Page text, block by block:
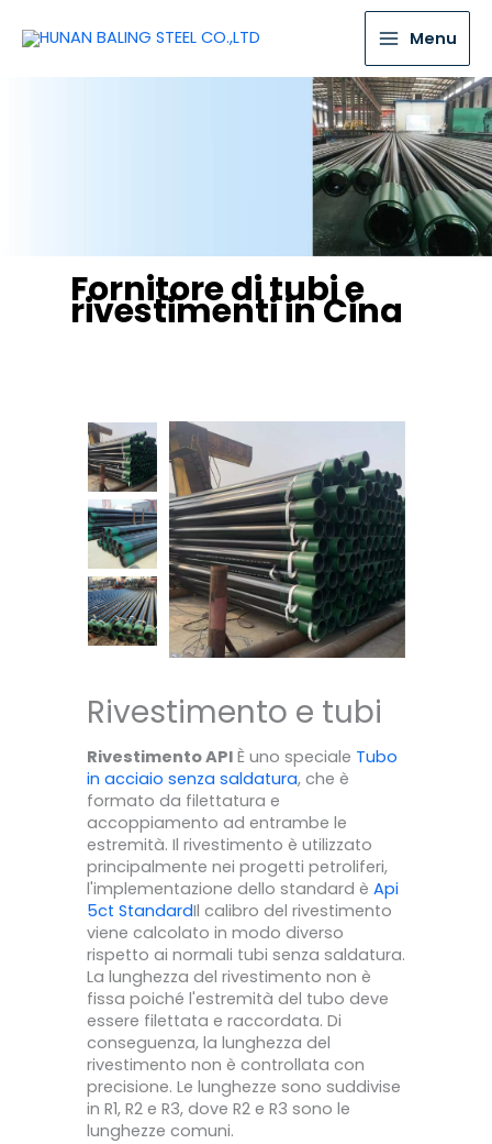
Menu
Fornitore di tubi e
rivestimenti in Cina
Rivestimento e tubi
Rivestimento API È uno speciale Tubo
in acciaio senza saldatura, che è
formato da filettatura e
accoppiamento ad entrambe le
estremità. Il rivestimento è utilizzato
principalmente nei progetti petroliferi,
l'implementazione dello standard è Api
5ct StandardIl calibro del rivestimento
viene calcolato in modo diverso
rispetto ai normali tubi senza saldatura.
La lunghezza del rivestimento non è
fissa poiché l'estremità del tubo deve
essere filettata e raccordata. Di
conseguenza, la lunghezza del
rivestimento non è controllata con
precisione. Le lunghezze sono suddivise
in R1, R2 e R3, dove R2 e R3 sono le
lunghezze comuni.